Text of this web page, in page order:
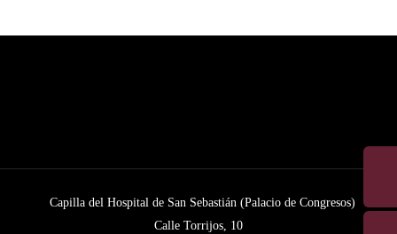
Capilla del Hospital de San Sebastián (Palacio de Congresos)
Calle Torrijos, 10